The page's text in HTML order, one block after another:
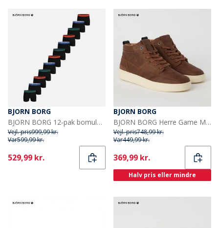
BJORN BORG
BJORN BORG 12-pak bomulds stretch boxers Multipack 1
Vejl. pris999,99 kr.
Var599,99 kr.
Current
529,99 kr.
BJORN BORG
BJORN BORG Herre Game Mid T1050 Sneakers Cognac
Vejl. pris748,99 kr.
Var449,99 kr.
Current
369,99 kr.
Halv pris eller mindre